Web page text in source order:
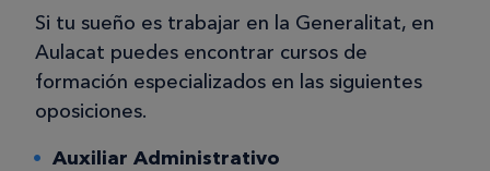
Si tu sueño es trabajar en la Generalitat, en
Aulacat puedes encontrar cursos de
formación especializados en las siguientes
oposiciones.
Auxiliar Administrativo